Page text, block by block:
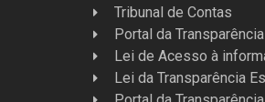
Tribunal de Contas
Portal da
Lei de Acesso à
Lei da Transparência